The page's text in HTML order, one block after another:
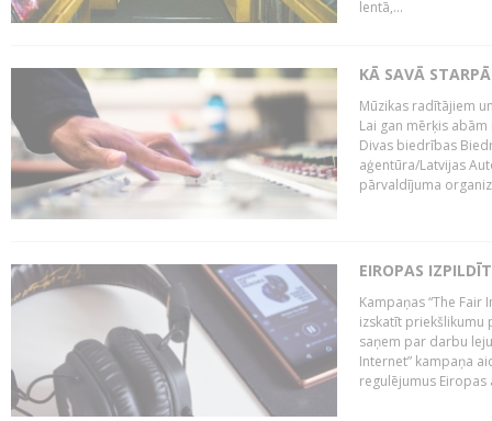
lentā,...
KĀ SAVĀ
Mūzikas radītājiem
Lai gan mērķis
Divas biedrības
aģentūra/Latvijas
pārvaldījuma
EIROPAS
Kampaņas “The
izskatīt priekšlikumu
saņem par darbu
Internet” kampaņa
regulējumus